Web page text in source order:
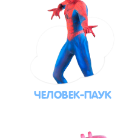
ЧЕЛОВЕК-ПАУК